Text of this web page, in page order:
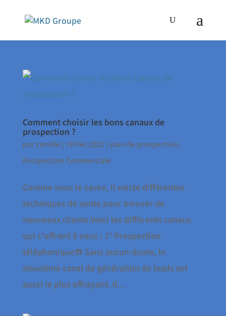
Comment choisir les bons canaux de
prospection ?
parcamille | 19 Déc 2022 | plan de prospection,
Prospection Commerciale
Comme vous le savez, il existe différentes
techniques de vente pour trouver de
nouveaux clients.Voici les différents canaux
qui s’offrent à vous : 1° Prospection
téléphonique☎️ Sans aucun doute, le
deuxième canal de génération de leads est
aussi le plus effrayant. Il...